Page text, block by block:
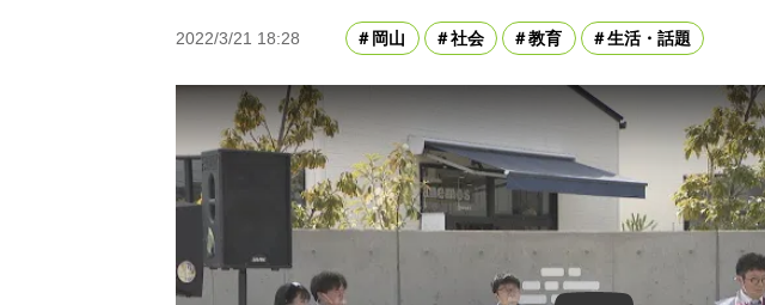
2022/3/21 18:28 岡山 社会 教育 生活・話題